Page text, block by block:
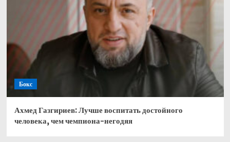
Бокс
Ахмед Газгириев: Лучше воспитать достойного
человека, чем чемпиона-негодяя